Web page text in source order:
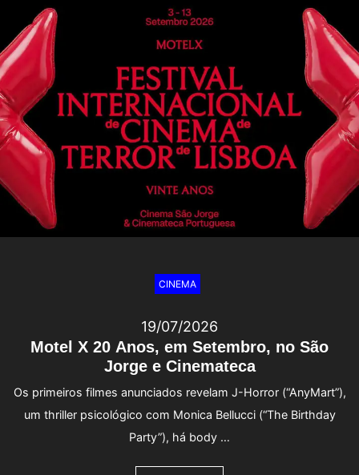
Motel X 20 Anos, em Setembro, no São
Jorge e Cinemateca
19/07/2026
Os primeiros filmes anunciados revelam J-Horror (“AnyMart”),
um thriller psicológico com Monica Bellucci (“The Birthday
Party”), há body …
CINEMA